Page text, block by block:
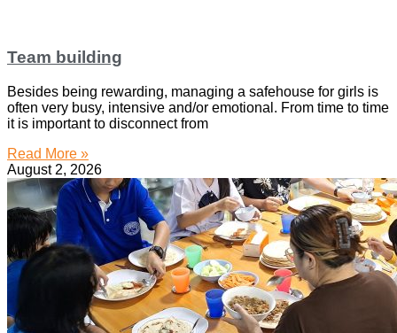
Team building
Besides being rewarding, managing a safehouse for girls is
often very busy, intensive and/or emotional. From time to time
it is important to disconnect from
Read More »
August 2, 2026